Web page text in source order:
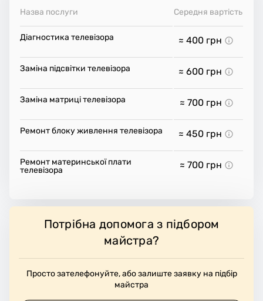
Назва послуги Середня вартість
Діагностика телевізора ≈ 400 грн
Заміна підсвітки телевізора ≈ 600 грн
Заміна матриці телевізора ≈ 700 грн
Ремонт блоку живлення телевізора ≈ 450 грн
Ремонт материнської плати
телевізора
≈ 700 грн
Потрібна допомога з підбором
майстра?
Просто зателефонуйте, або залиште заявку на підбір
майстра